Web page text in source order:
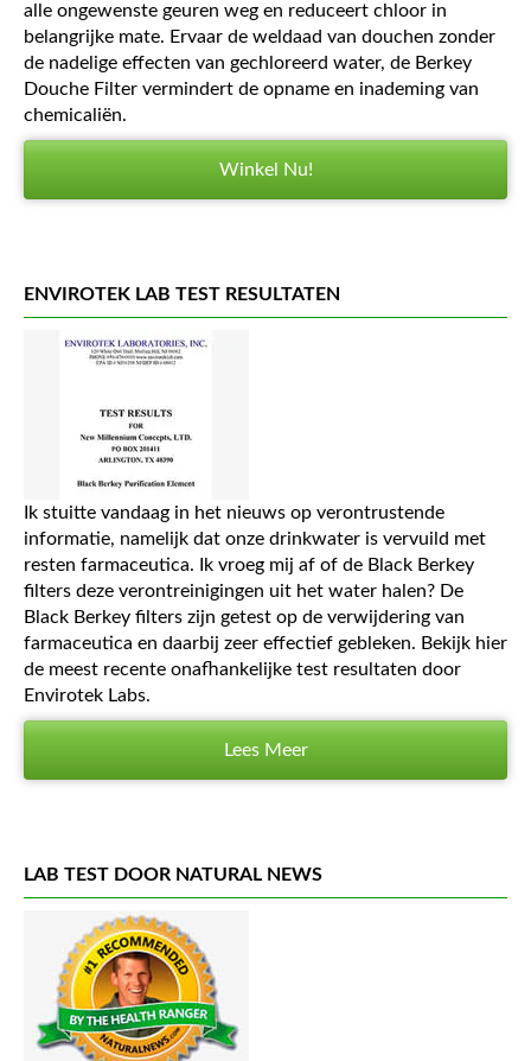
alle ongewenste geuren weg en reduceert chloor in
belangrijke mate. Ervaar de weldaad van douchen zonder
de nadelige effecten van gechloreerd water, de Berkey
Douche Filter vermindert de opname en inademing van
chemicaliën.
Winkel Nu!
ENVIROTEK LAB TEST RESULTATEN
Ik stuitte vandaag in het nieuws op verontrustende
informatie, namelijk dat onze drinkwater is vervuild met
resten farmaceutica. Ik vroeg mij af of de Black Berkey
filters deze verontreinigingen uit het water halen? De
Black Berkey filters zijn getest op de verwijdering van
farmaceutica en daarbij zeer effectief gebleken. Bekijk hier
de meest recente onafhankelijke test resultaten door
Envirotek Labs.
Lees Meer
LAB TEST DOOR NATURAL NEWS